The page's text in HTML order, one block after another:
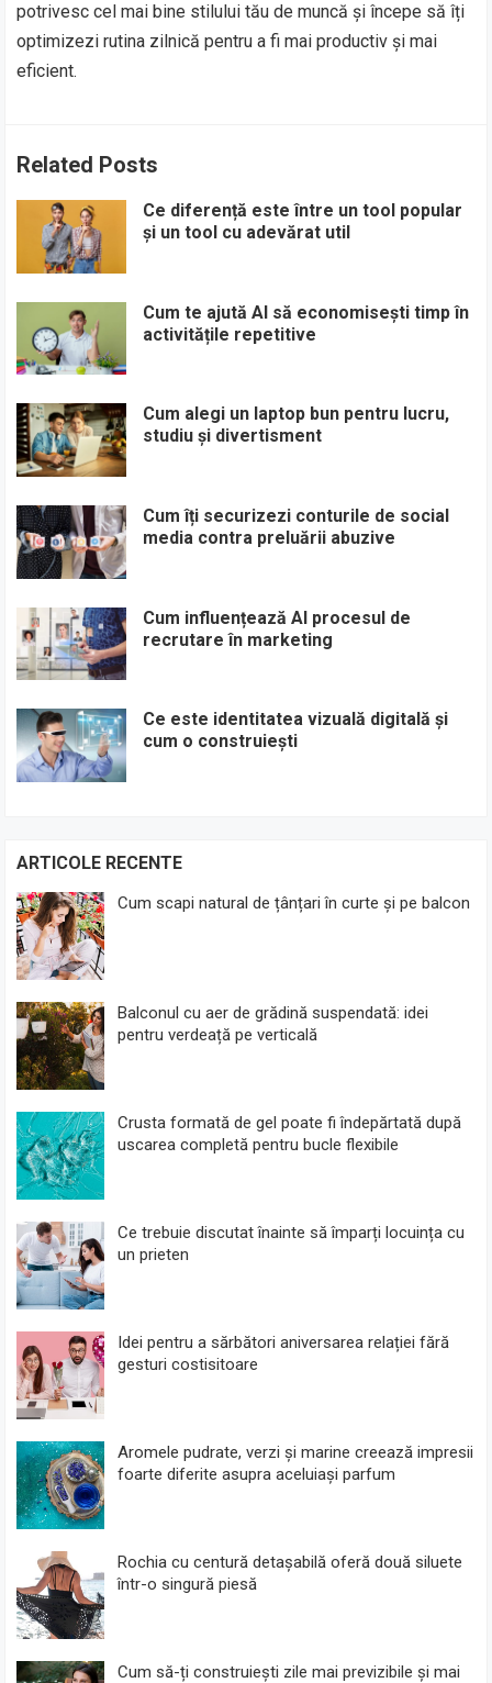
potrivesc cel mai bine stilului tău de muncă și începe să îți
optimizezi rutina zilnică pentru a fi mai productiv și mai
eficient.
Related Posts
Ce diferență este între un tool popular
și un tool cu adevărat util
Cum te ajută AI să economisești timp în
activitățile repetitive
Cum alegi un laptop bun pentru lucru,
studiu și divertisment
Cum îți securizezi conturile de social
media contra preluării abuzive
Cum influențează AI procesul de
recrutare în marketing
Ce este identitatea vizuală digitală și
cum o construiești
ARTICOLE RECENTE
Cum scapi natural de țânțari în curte și pe balcon
Balconul cu aer de grădină suspendată: idei
pentru verdeață pe verticală
Crusta formată de gel poate fi îndepărtată după
uscarea completă pentru bucle flexibile
Ce trebuie discutat înainte să împarți locuința cu
un prieten
Idei pentru a sărbători aniversarea relației fără
gesturi costisitoare
Aromele pudrate, verzi și marine creează impresii
foarte diferite asupra aceluiași parfum
Rochia cu centură detașabilă oferă două siluete
într-o singură piesă
Cum să-ți construiești zile mai previzibile și mai